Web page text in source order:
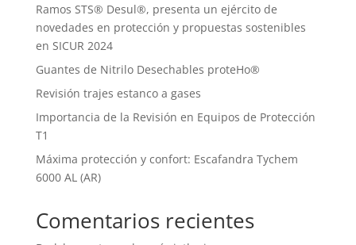
Ramos STS® Desul®, presenta un ejército de
novedades en protección y propuestas sostenibles
en SICUR 2024
Guantes de Nitrilo Desechables proteHo®
Revisión trajes estanco a gases
Importancia de la Revisión en Equipos de Protección
T1
Máxima protección y confort: Escafandra Tychem
6000 AL (AR)
Comentarios recientes